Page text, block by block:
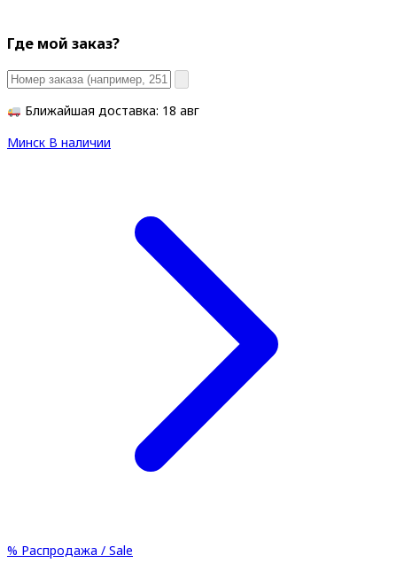
Где мой заказ?
Ближайшая доставка: 18 авг
Минск В наличии
% Распродажа / Sale